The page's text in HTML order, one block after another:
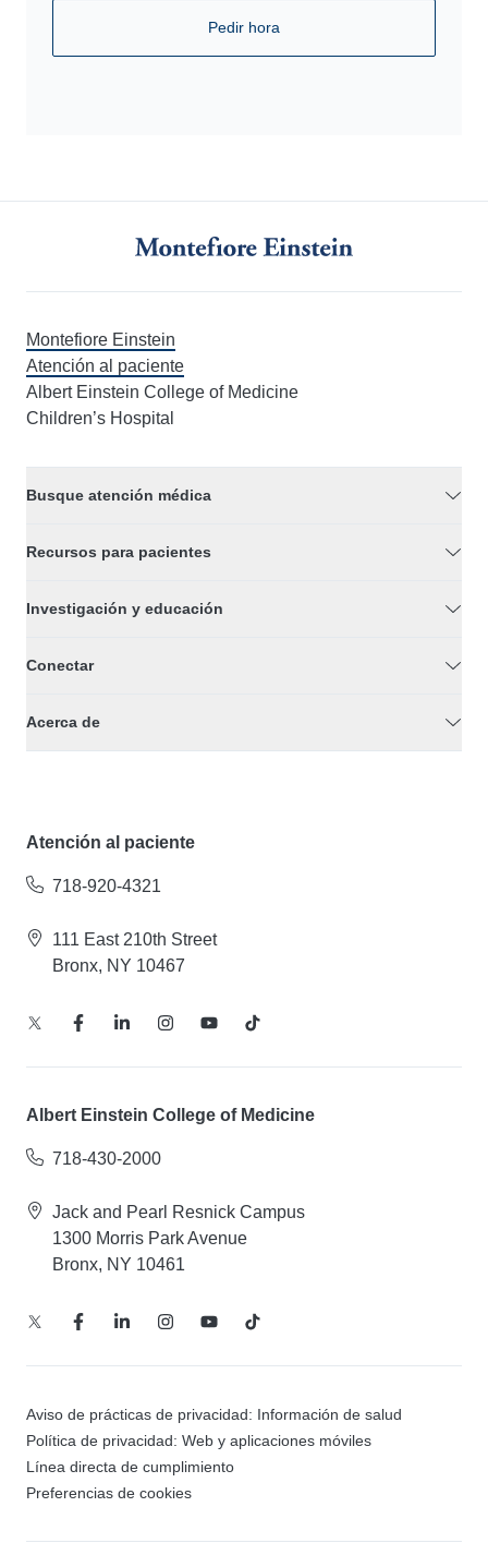
Pedir hora
Montefiore Einstein
Atención al paciente
Albert Einstein College of Medicine
Children’s Hospital
Busque atención médica
Recursos para pacientes
Investigación y educación
Conectar
Acerca de
Atención al paciente
718-920-4321
111 East 210th Street
Bronx, NY 10467
Albert Einstein College of Medicine
718-430-2000
Jack and Pearl Resnick Campus
1300 Morris Park Avenue
Bronx, NY 10461
Aviso de prácticas de privacidad: Información de salud
Política de privacidad: Web y aplicaciones móviles
Línea directa de cumplimiento
Preferencias de cookies